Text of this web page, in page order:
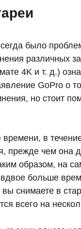
было
различных
4K и т. д.)
GoPro о
но стоит
в
прежде чем она
образом, на
больше
снимаете в
всего на